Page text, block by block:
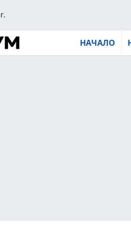
НАЧАЛО